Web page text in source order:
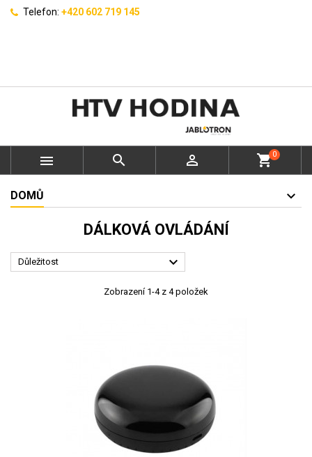
Telefon: +420 602 719 145
   shopping_cart0
DOMŮ
DÁLKOVÁ OVLÁDÁNÍ
Důležitost 
Zobrazení 1-4 z 4 položek